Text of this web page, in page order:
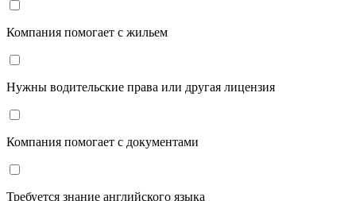
Компания помогает с жильем
Нужны водительские права или другая лицензия
Компания помогает с документами
Требуется знание английского языка